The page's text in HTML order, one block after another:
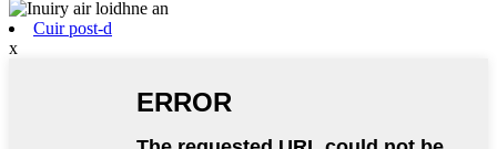
Cuir post-d
x